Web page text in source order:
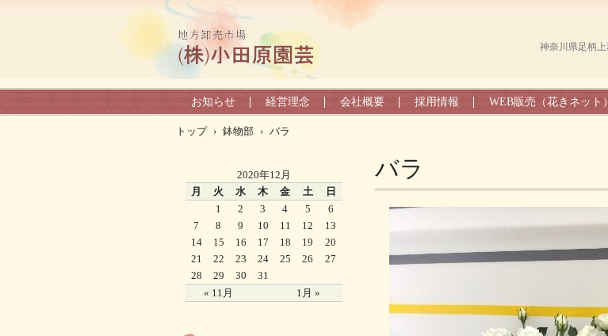
神奈川県足柄
お知らせ 経営理念 会社概要 採用情報 WEB販売（花きネット
トップ › 鉢物部 › バラ
バラ
2020年12月
月
火 水 木 金 土 日
« 11月 1月 »
1 2 3 4 5
6
7
8 9 10 11 12
13
14
15 16 17 18 19
20
21
22 23 24 25 26
27
28
29 30 31